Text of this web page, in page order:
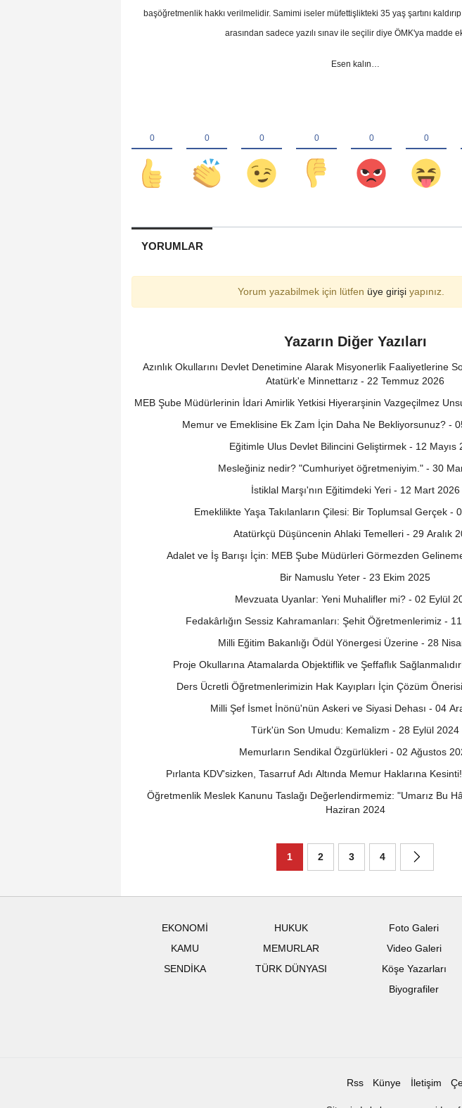
başöğretmenlik hakkı verilmelidir. Samimi iseler müfettişlikteki 35 yaş şartını
arasından sadece yazılı sınav ile seçilir diye ÖMK'ya madde
Esen kalın…
YORUMLAR
Yorum yazabilmek için lütfen üye girişiyapınız.
Yazarın Diğer Yazıları
Azınlık Okullarını Devlet Denetimine Alarak Misyonerlik Faaliyetlerine
Atatürk'e Minnettarız - 22 Temmuz 2026
MEB Şube Müdürlerinin İdari Amirlik Yetkisi Hiyerarşinin Vazgeçilmez
Memur ve Emeklisine Ek Zam İçin Daha Ne Bekliyorsunuz? -
Eğitimle Ulus Devlet Bilincini Geliştirmek - 12 Mayıs
Mesleğiniz nedir? "Cumhuriyet öğretmeniyim." - 30
İstiklal Marşı'nın Eğitimdeki Yeri - 12 Mart 2026
Emeklilikte Yaşa Takılanların Çilesi: Bir Toplumsal Gerçek -
Atatürkçü Düşüncenin Ahlaki Temelleri - 29 Aralık
Adalet ve İş Barışı İçin: MEB Şube Müdürleri Görmezden
Bir Namuslu Yeter - 23 Ekim 2025
Mevzuata Uyanlar: Yeni Muhalifler mi? - 02 Eylül
Fedakârlığın Sessiz Kahramanları: Şehit Öğretmenlerimiz -
Milli Eğitim Bakanlığı Ödül Yönergesi Üzerine - 28
Proje Okullarına Atamalarda Objektiflik ve Şeffaflık
Ders Ücretli Öğretmenlerimizin Hak Kayıpları İçin Çözüm
Milli Şef İsmet İnönü'nün Askeri ve Siyasi Dehası - 04
Türk'ün Son Umudu: Kemalizm - 28 Eylül 2024
Memurların Sendikal Özgürlükleri - 02 Ağustos
Pırlanta KDV'sizken, Tasarruf Adı Altında Memur Haklarına
Öğretmenlik Meslek Kanunu Taslağı Değerlendirmemiz: "Umarız Bu
Haziran 2024
1 2 3 4
EKONOMİ
HUKUK
KAMU
MEMURLAR
SENDİKA
TÜRK DÜNYASI
Foto Galeri
Video Galeri
Köşe Yazarları
Biyografiler
Rss Künye İletişim